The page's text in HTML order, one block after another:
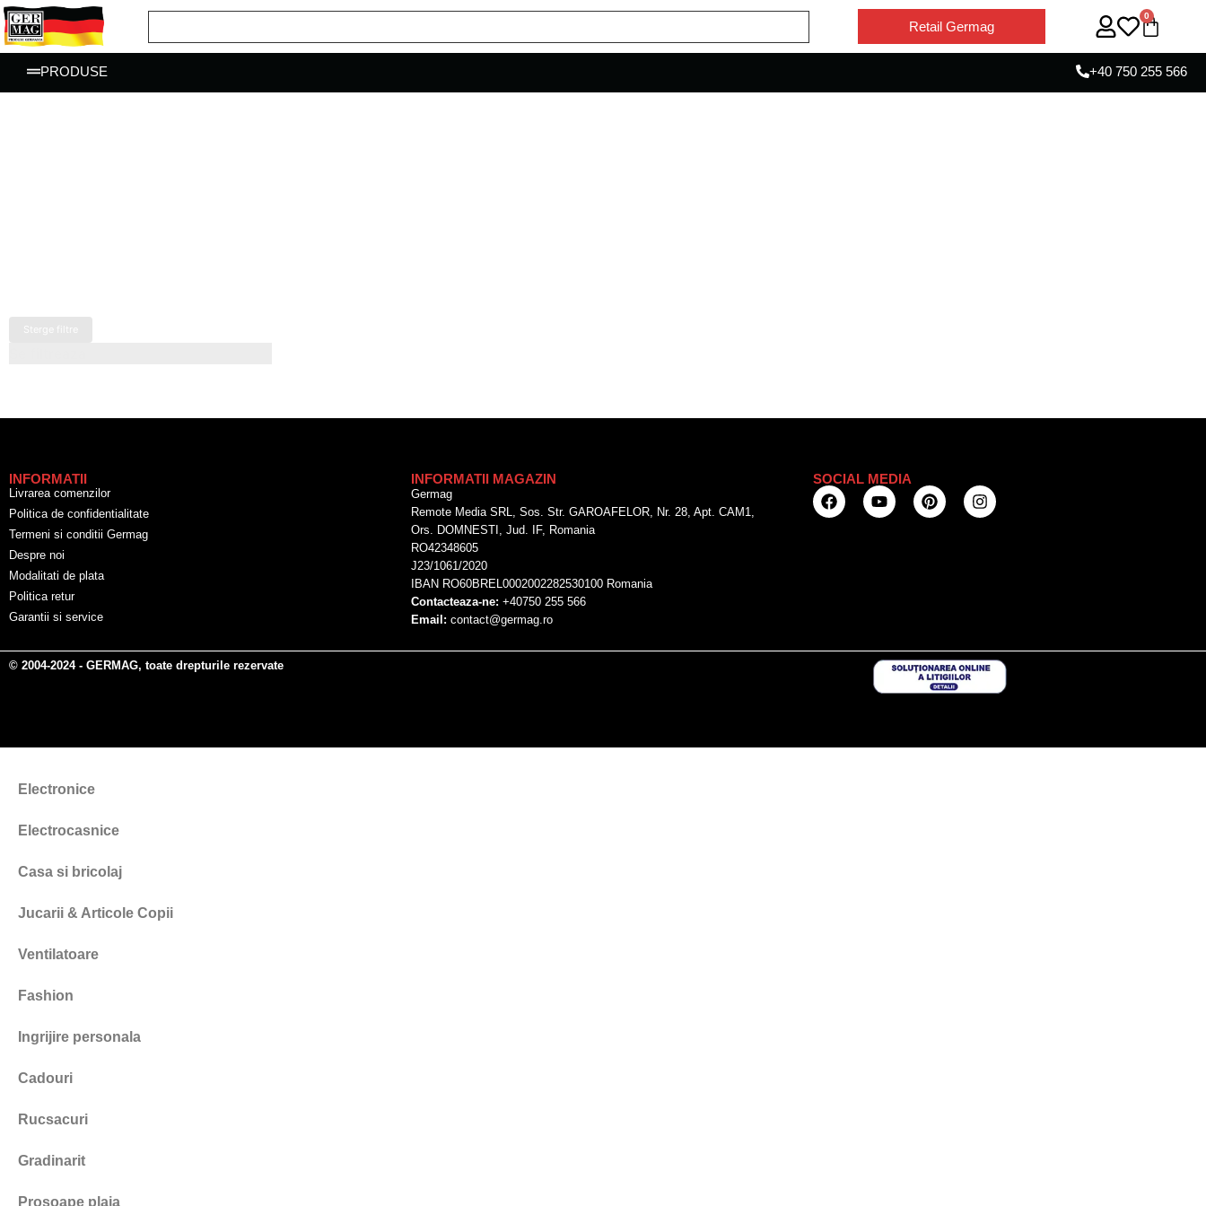
Retail Germag
0
PRODUSE +40 750 255 566
Sterge filtre
INFORMATII
Livrarea comenzilor
Politica de confidentialitate
Termeni si conditii Germag
Despre noi
Modalitati de plata
Politica retur
Garantii si service
INFORMATII MAGAZIN
Germag
Remote Media SRL, Sos. Str. GAROAFELOR, Nr. 28, Apt. CAM1,
Ors. DOMNESTI, Jud. IF, Romania
RO42348605
J23/1061/2020
IBAN RO60BREL0002002282530100 Romania
Contacteaza-ne: +40750 255 566
Email: contact@germag.ro
SOCIAL MEDIA
© 2004-2024 - GERMAG, toate drepturile rezervate
Electronice
Electrocasnice
Casa si bricolaj
Jucarii & Articole Copii
Ventilatoare
Fashion
Ingrijire personala
Cadouri
Rucsacuri
Gradinarit
Prosoape plaja